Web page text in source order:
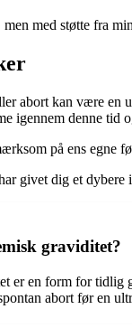
med støtte fra
abort kan være en
igennem denne tid
på ens egne
givet dig et
graviditet?
er en form for tidlig
abort før en